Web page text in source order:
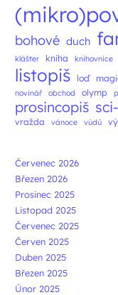
bohové duch
klášter kniha knihovnice
listopiš loď
novinář obchod olymp
prosincopiš
vražda
vánoce vúdú
Červenec 2026
Březen 2026
Prosinec 2025
Listopad 2025
Červenec 2025
Červen 2025
Duben 2025
Březen 2025
Únor 2025